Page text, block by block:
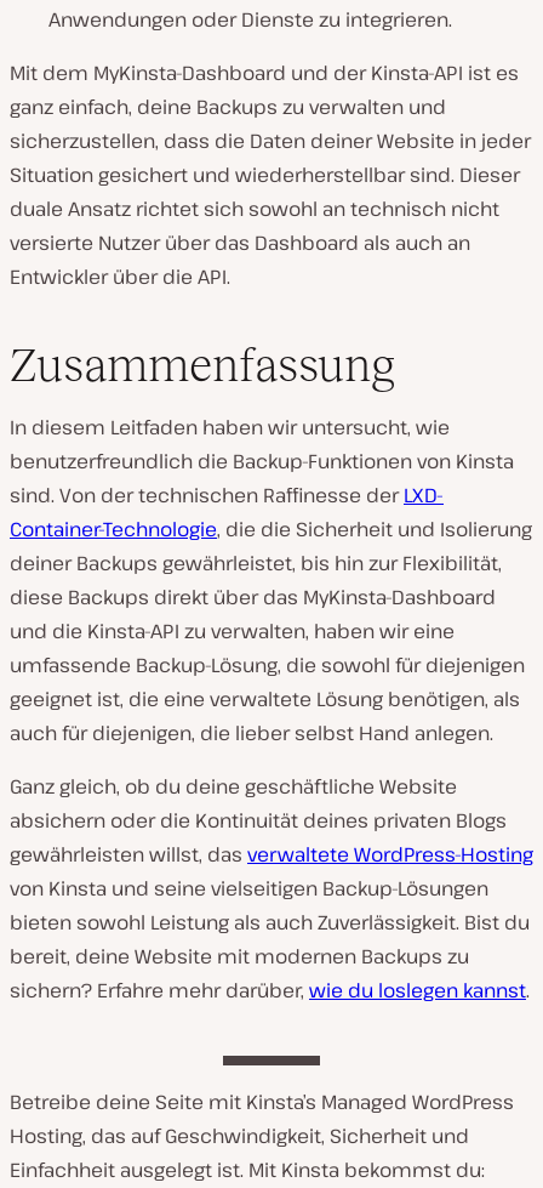
Anwendungen oder Dienste zu integrieren.
Mit dem MyKinsta-Dashboard und der Kinsta-API ist es
ganz einfach, deine Backups zu verwalten und
sicherzustellen, dass die Daten deiner Website in jeder
Situation gesichert und wiederherstellbar sind. Dieser
duale Ansatz richtet sich sowohl an technisch nicht
versierte Nutzer über das Dashboard als auch an
Entwickler über die API.
Zusammenfassung
In diesem Leitfaden haben wir untersucht, wie
benutzerfreundlich die Backup-Funktionen von Kinsta
sind. Von der technischen Raffinesse derLXD-
Container-Technologie, die die Sicherheit und Isolierung
deiner Backups gewährleistet, bis hin zur Flexibilität,
diese Backups direkt über das MyKinsta-Dashboard
und die Kinsta-API zu verwalten, haben wir eine
umfassende Backup-Lösung, die sowohl für diejenigen
geeignet ist, die eine verwaltete Lösung benötigen, als
auch für diejenigen, die lieber selbst Hand anlegen.
Ganz gleich, ob du deine geschäftliche Website
absichern oder die Kontinuität deines privaten Blogs
gewährleisten willst, das verwaltete WordPress-Hosting
von Kinsta und seine vielseitigen Backup-Lösungen
bieten sowohl Leistung als auch Zuverlässigkeit. Bist du
bereit, deine Website mit modernen Backups zu
sichern? Erfahre mehr darüber, wie du loslegen kannst.
Betreibe deine Seite mit Kinsta’s Managed WordPress
Hosting, das auf Geschwindigkeit, Sicherheit und
Einfachheit ausgelegt ist. Mit Kinsta bekommst du: